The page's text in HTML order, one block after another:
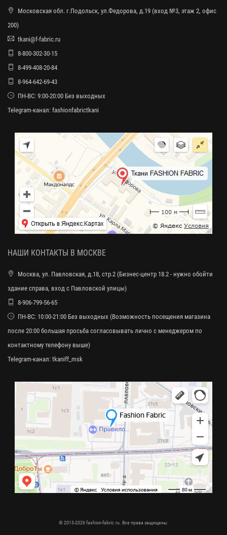
Московская обл. г.Подольск, ул.Федорова, д.19 (вход №3, этаж 2, офис
200)
tkani@f-fabric.ru
8-800-302-30-15
8-499-408-20-84
8-964-642-69-43
ПН-ВС: 9:00-20:00 Без выходных
Telegram-канал: fashionfabrictkani
НАШИ КОНТАКТЫ В МОСКВЕ
Москва, ул. Павловская, д.18, стр.2 (Бизнес-центр 18.2 - нужно обойти
здание справа, вход с Павловской улицы)
8-906-799-56-65
ПН-ВС: 10:00-21:00 Без выходных (Возможность посещения магазина
после 20:00 большая просьба согласовывать лично с менеджером по
контактному телефону выше)
Telegram-канал: tkaniff_msk
© 2013-2026 fashion-fabric.ru. Все права защищены.